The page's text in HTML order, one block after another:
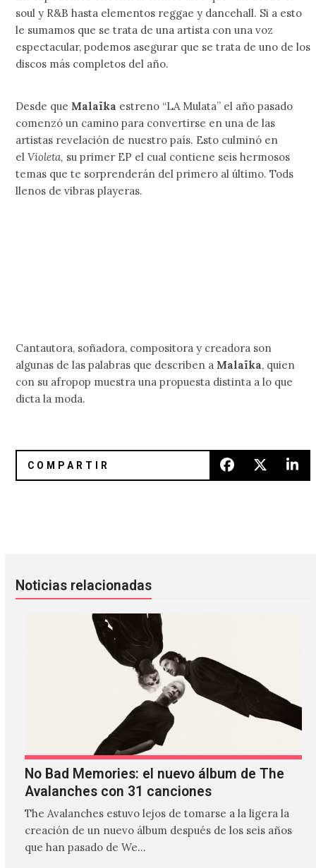
soul y R&B hasta elementos reggae y dancehall. Si a esto
le sumamos que se trata de una artista con una voz
espectacular, podemos asegurar que se trata de uno de los
discos más completos del año.
Desde que Malaïka estreno “LA Mulata” el año pasado
comenzó un camino para convertirse en una de las
artistas revelación de nuestro país. Esto culminó en
elVioleta, su primer EP el cual contiene seis hermosos
temas que te sorprenderán del primero al último. Tods
llenos de vibras playeras.
Cantautora, soñadora, compositora y creadora son
algunas de las palabras que describen a Malaïka, quien
con su afropop muestra una propuesta distinta a lo que
dicta la moda.
Noticias relacionadas
No Bad Memories: el nuevo álbum de The
Avalanches con 31 canciones
The Avalanches estuvo lejos de tomarse a la ligera la
creación de un nuevo álbum después de los seis años
que han pasado de We…